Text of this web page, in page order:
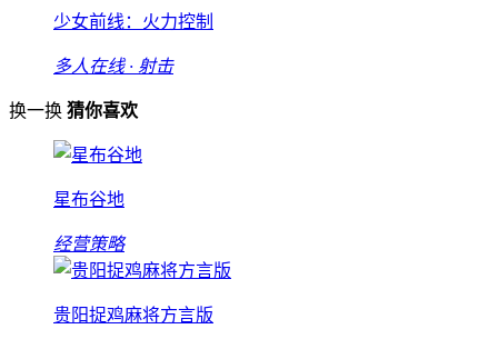
少女前线：火力控制
多人在线 · 射击
换一换 猜你喜欢
星布谷地
经营策略
贵阳捉鸡麻将方言版